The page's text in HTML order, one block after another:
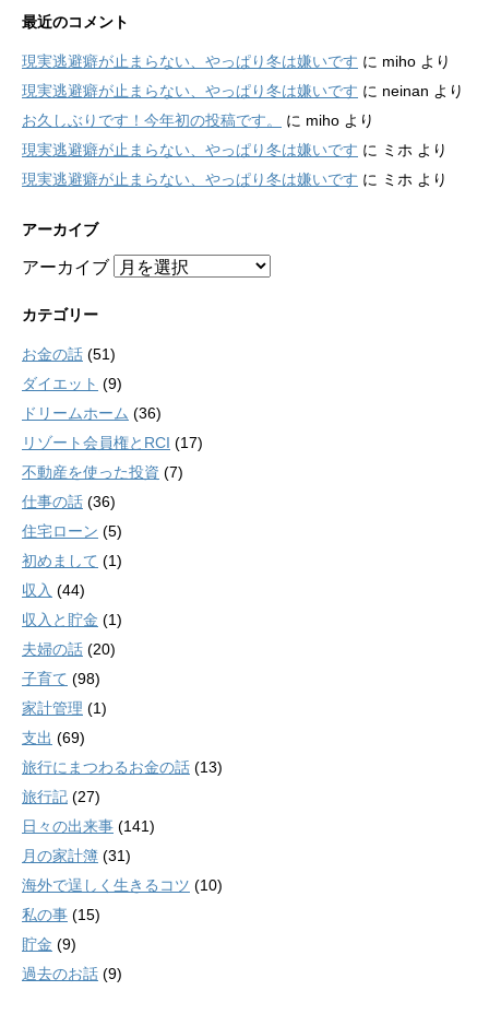
最近のコメント
現実逃避癖が止まらない、やっぱり冬は嫌いです に miho より
現実逃避癖が止まらない、やっぱり冬は嫌いです に neinan より
お久しぶりです！今年初の投稿です。
に miho より
現実逃避癖が止まらない、やっぱり冬は嫌いです に ミホ より
現実逃避癖が止まらない、やっぱり冬は嫌いです に ミホ より
アーカイブ
アーカイブ
カテゴリー
お金の話 (51)
ダイエット (9)
ドリームホーム (36)
リゾート会員権とRCI (17)
不動産を使った投資 (7)
仕事の話 (36)
住宅ローン (5)
初めまして (1)
収入 (44)
収入と貯金 (1)
夫婦の話 (20)
子育て (98)
家計管理 (1)
支出 (69)
旅行にまつわるお金の話 (13)
旅行記 (27)
日々の出来事 (141)
月の家計簿 (31)
海外で逞しく生きるコツ (10)
私の事 (15)
貯金 (9)
過去のお話 (9)